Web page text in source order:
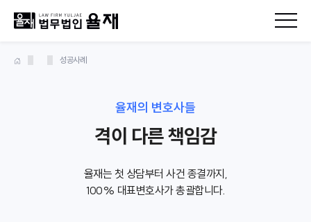
율재의 변호사들
격이 다른 책임감
율재는 첫 상담부터 사건 종결까지,
100% 대표변호사가 총괄합니다.
성공사례